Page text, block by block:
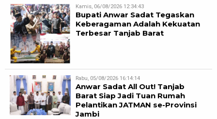
Kamis, 06/08/2026 12:34:43
Bupati Anwar Sadat Tegaskan
Keberagaman Adalah Kekuatan
Terbesar Tanjab Barat
Rabu, 05/08/2026 16:14:14
Anwar Sadat All Out! Tanjab
Barat Siap Jadi Tuan Rumah
Pelantikan JATMAN se-Provinsi
Jambi